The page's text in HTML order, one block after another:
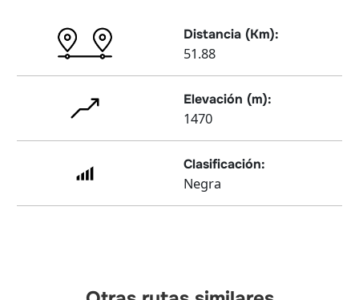
Distancia (Km):
51.88
Elevación (m):
1470
Clasificación:
Negra